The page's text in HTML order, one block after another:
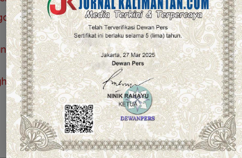
Pererat Kolaborasi untuk Dukung Pelayanan
Kalimantan Selatan, Mendukung Pertumbuhan
Tertimbun, Satu Korban Meninggal Dunia